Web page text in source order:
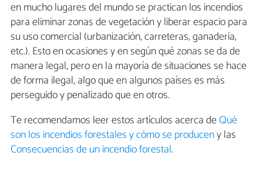
en mucho lugares del mundo se practican los incendios
para eliminar zonas de vegetación y liberar espacio para
su uso comercial (urbanización, carreteras, ganadería,
etc.). Esto en ocasiones y en según qué zonas se da de
manera legal, pero en la mayoría de situaciones se hace
de forma ilegal, algo que en algunos países es más
perseguido y penalizado que en otros.
Te recomendamos leer estos artículos acerca deQué
son los incendios forestales y cómo se produceny las
Consecuencias de un incendio forestal.